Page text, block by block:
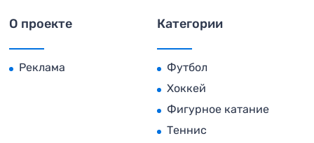
О проекте
Реклама
Категории
Футбол
Хоккей
Фигурное катание
Теннис